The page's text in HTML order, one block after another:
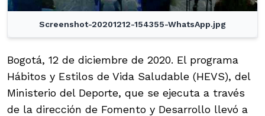
Screenshot-20201212-154355-WhatsApp.jpg
Bogotá, 12 de diciembre de 2020. El programa
Hábitos y Estilos de Vida Saludable (HEVS), del
Ministerio del Deporte, que se ejecuta a través
de la dirección de Fomento y Desarrollo llevó a